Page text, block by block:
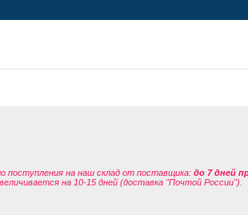
поступления на наш склад от поставщика: до 7 дней
на 10-15 дней (доставка "Почтой России").